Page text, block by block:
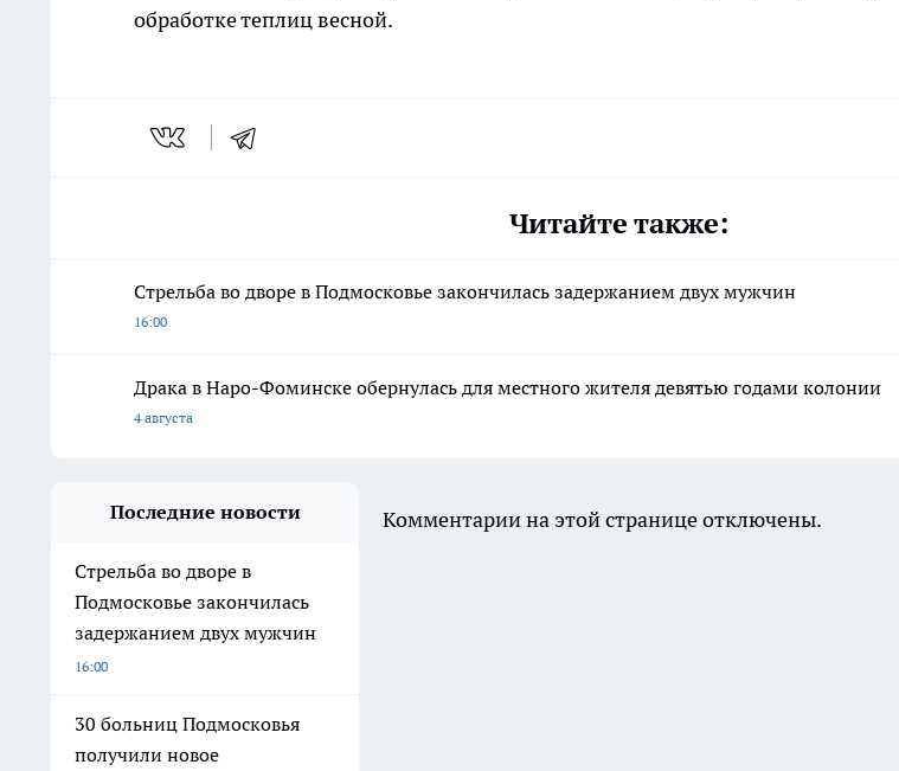
обработке теплиц весной.
Читайте также:
Стрельба во дворе в Подмосковье закончилась задержанием двух мужчин
16:00
Драка в Наро-Фоминске обернулась для местного жителя девятью годами колонии
4 августа
Последние новости
Стрельба во дворе в
Подмосковье закончилась
задержанием двух мужчин
16:00
30 больниц Подмосковья
получили новое
Комментарии на этой странице отключены.